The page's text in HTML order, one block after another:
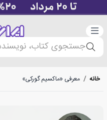
دسته‌بندی
جستجوی کتاب،
خانه / معرفی «ماکسیم گورکی»